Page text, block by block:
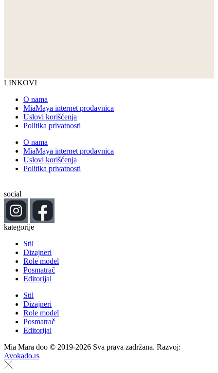
LINKOVI
O nama
MiaMaya internet prodavnica
Uslovi korišćenja
Politika privatnosti
O nama
MiaMaya internet prodavnica
Uslovi korišćenja
Politika privatnosti
social
kategorije
Stil
Dizajneri
Role model
Posmatrač
Editorijal
Stil
Dizajneri
Role model
Posmatrač
Editorijal
Mia Mara doo © 2019-2026 Sva prava zadržana. Razvoj:
Avokado.rs